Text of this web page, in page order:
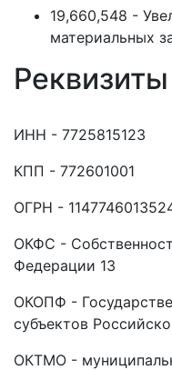
19,660,548 -
материальных
Реквизиты
ИНН - 7725815123
КПП - 772601001
ОГРН -
ОКФС -
Федерации 13
ОКОПФ -
субъектов
ОКТМО -